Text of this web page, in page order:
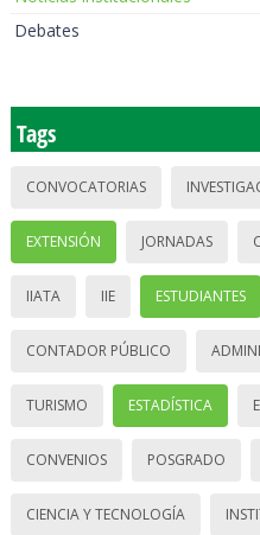
Debates
Tags
CONVOCATORIAS
EXTENSIÓN JORNADAS
IIATA IIE ESTUDIANTES
CONTADOR PÚBLICO
TURISMO ESTADÍSTICA
CONVENIOS POSGRADO
CIENCIA Y TECNOLOGÍA